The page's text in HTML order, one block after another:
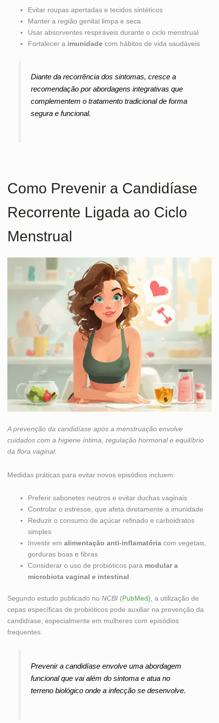
Evitar roupas apertadas e tecidos sintéticos
Manter a região genital limpa e seca
Usar absorventes respiráveis durante o ciclo menstrual
Fortalecer a imunidade com hábitos de vida saudáveis
Diante da recorrência dos sintomas, cresce a
recomendação por abordagens integrativas que
complementem o tratamento tradicional de forma
segura e funcional.
Como Prevenir a Candidíase
Recorrente Ligada ao Ciclo
Menstrual
A prevenção da candidíase após a menstruação envolve
cuidados com a higiene íntima, regulação hormonal e equilíbrio
da flora vaginal.
Medidas práticas para evitar novos episódios incluem:
Preferir sabonetes neutros e evitar duchas vaginais
Controlar o estresse, que afeta diretamente a imunidade
Reduzir o consumo de açúcar refinado e carboidratos
simples
Investir em alimentação anti-inflamatória com vegetais,
gorduras boas e fibras
Considerar o uso de probióticos para modular a
microbiota vaginal e intestinal
Segundo estudo publicado no NCBI (PubMed), a utilização de
cepas específicas de probióticos pode auxiliar na prevenção da
candidíase, especialmente em mulheres com episódios
frequentes.
Prevenir a candidíase envolve uma abordagem
funcional que vai além do sintoma e atua no
terreno biológico onde a infecção se desenvolve.